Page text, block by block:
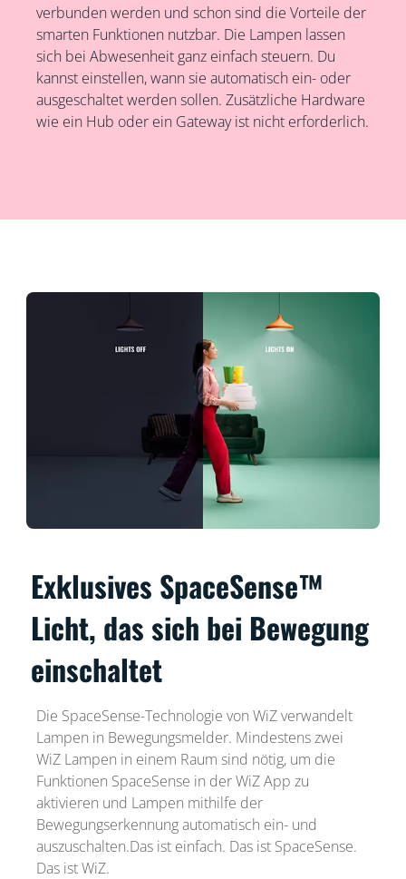
verbunden werden und schon sind die Vorteile der
smarten Funktionen nutzbar. Die Lampen lassen
sich bei Abwesenheit ganz einfach steuern. Du
kannst einstellen, wann sie automatisch ein- oder
ausgeschaltet werden sollen. Zusätzliche Hardware
wie ein Hub oder ein Gateway ist nicht erforderlich.
Exklusives SpaceSense™
Licht, das sich bei Bewegung
einschaltet
Die SpaceSense-Technologie von WiZ verwandelt
Lampen in Bewegungsmelder. Mindestens zwei
WiZ Lampen in einem Raum sind nötig, um die
Funktionen SpaceSense in der WiZ App zu
aktivieren und Lampen mithilfe der
Bewegungserkennung automatisch ein- und
auszuschalten.Das ist einfach. Das ist SpaceSense.
Das ist WiZ.